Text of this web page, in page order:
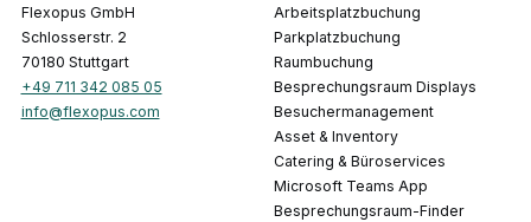
Flexopus GmbH
Schlosserstr. 2
70180 Stuttgart
+49 711 342 085 05
info@flexopus.com
Arbeitsplatzbuchung
Parkplatzbuchung
Raumbuchung
Besprechungsraum Displays
Besuchermanagement
Asset & Inventory
Catering & Büroservices
Microsoft Teams App
Besprechungsraum-Finder